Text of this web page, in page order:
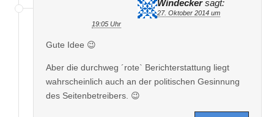
Windecker sagt:
27. Oktober 2014 um
19:05 Uhr
Gute Idee 😉
Aber die durchweg ´rote` Berichterstattung liegt
wahrscheinlich auch an der politischen Gesinnung
des Seitenbetreibers. 😉